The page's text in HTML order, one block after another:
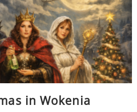
in Wokenia